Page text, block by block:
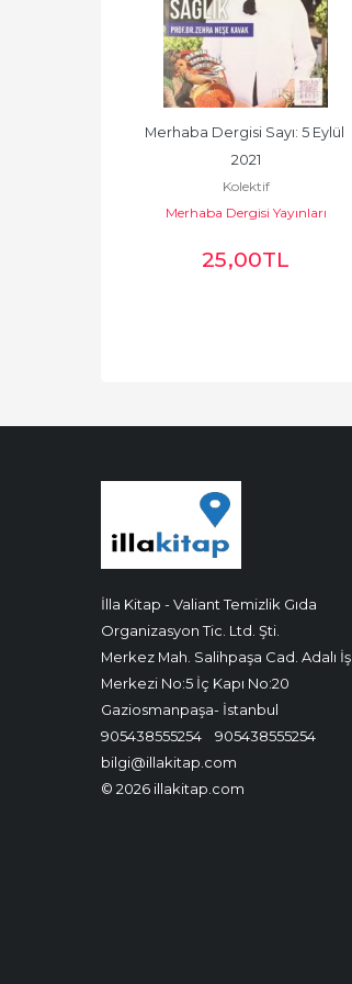
Merhaba Dergisi Sayı: 5 Eylül
2021
Kolektif
Merhaba Dergisi Yayınları
25,00TL
İlla Kitap - Valiant Temizlik Gıda
Organizasyon Tic. Ltd. Şti.
Merkez Mah. Salihpaşa Cad. Adalı İş
Merkezi No:5 İç Kapı No:20
Gaziosmanpaşa- İstanbul
905438555254
905438555254
bilgi@illakitap.com
© 2026 illakitap.com